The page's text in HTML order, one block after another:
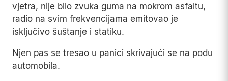
vjetra, nije bilo zvuka guma na mokrom asfaltu,
radio na svim frekvencijama emitovao je
isključivo šuštanje i statiku.
Njen pas se tresao u panici skrivajući se na podu
automobila.